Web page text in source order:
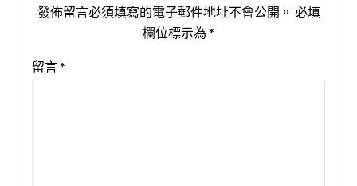
發佈留言必須填寫的電子郵件地址不會公開。 必填
欄位標示為 *
留言*